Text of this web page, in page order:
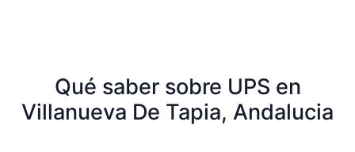
Qué saber sobre UPS en
Villanueva De Tapia, Andalucia